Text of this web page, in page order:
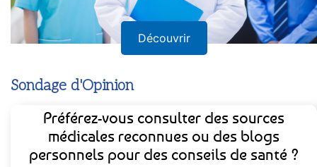
Découvrir
Sondage d'Opinion
Préférez-vous consulter des sources
médicales reconnues ou des blogs
personnels pour des conseils de santé ?